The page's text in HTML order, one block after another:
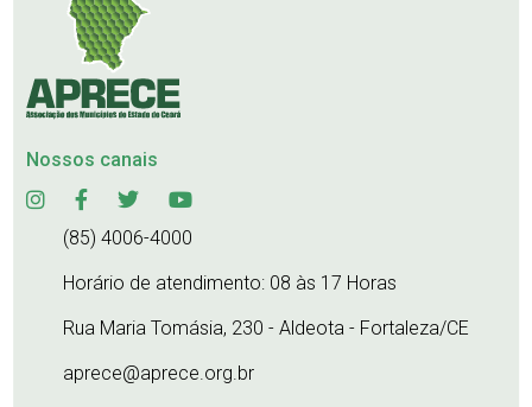
Nossos canais
(85) 4006-4000
Horário de atendimento: 08 às 17 Horas
Rua Maria Tomásia, 230 - Aldeota - Fortaleza/CE
aprece@aprece.org.br